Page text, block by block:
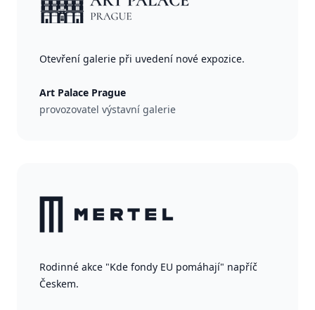
Otevření galerie při uvedení nové expozice.
Art Palace Prague
provozovatel výstavní galerie
Rodinné akce "Kde fondy EU pomáhají" napříč
Českem.